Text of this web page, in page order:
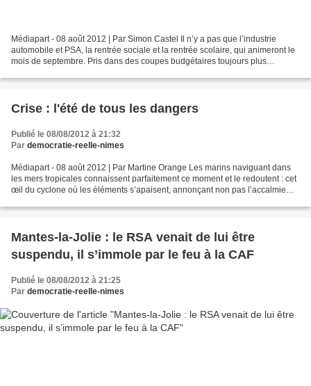
Médiapart - 08 août 2012 | Par Simon Castel Il n’y a pas que l’industrie
automobile et PSA, la rentrée sociale et la rentrée scolaire, qui animeront le
mois de septembre. Pris dans des coupes budgétaires toujours plus
Crise : l'été de tous les dangers
Publié le 08/08/2012 à 21:32
Par democratie-reelle-nimes
Médiapart - 08 août 2012 | Par Martine Orange Les marins naviguant dans
les mers tropicales connaissent parfaitement ce moment et le redoutent : cet
œil du cyclone où les éléments s’apaisent, annonçant non pas l’accalmie
Mantes-la-Jolie : le RSA venait de lui être
suspendu, il s’immole par le feu à la CAF
Publié le 08/08/2012 à 21:25
Par democratie-reelle-nimes